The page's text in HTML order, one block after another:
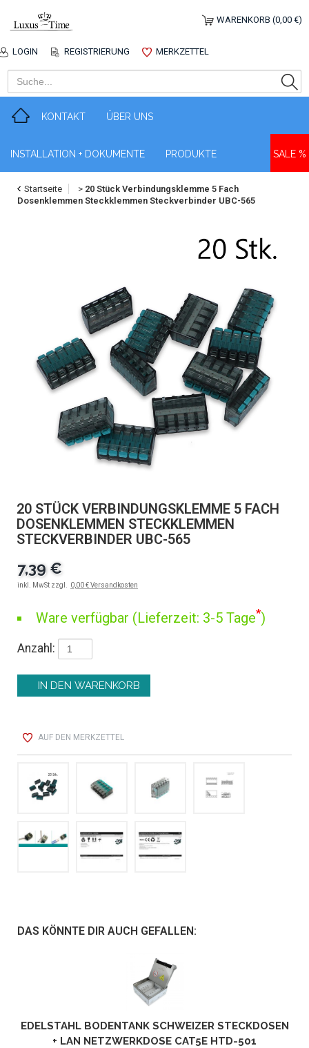
LOGIN REGISTRIERUNG MERKZETTEL
WARENKORB (0,00 €)
KONTAKT ÜBER UNS
INSTALLATION + DOKUMENTE PRODUKTE SALE %
Startseite > 20 Stück Verbindungsklemme 5 Fach
Dosenklemmen Steckklemmen Steckverbinder UBC-565
20 STÜCK VERBINDUNGSKLEMME 5 FACH
DOSENKLEMMEN STECKKLEMMEN
STECKVERBINDER UBC-565
7,39 €
inkl. MwSt zzgl. 0,00 € Versandkosten
Ware verfügbar (Lieferzeit: 3-5 Tage*)
Anzahl:
AUF DEN MERKZETTEL
DAS KÖNNTE DIR AUCH GEFALLEN:
EDELSTAHL BODENTANK SCHWEIZER STECKDOSEN
+ LAN NETZWERKDOSE CAT5E HTD-501